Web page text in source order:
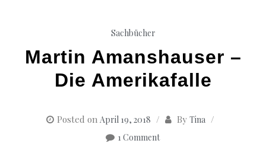
Sachbücher
Martin Amanshauser –
Die Amerikafalle
Posted on April 19, 2018 By Tina
1 Comment